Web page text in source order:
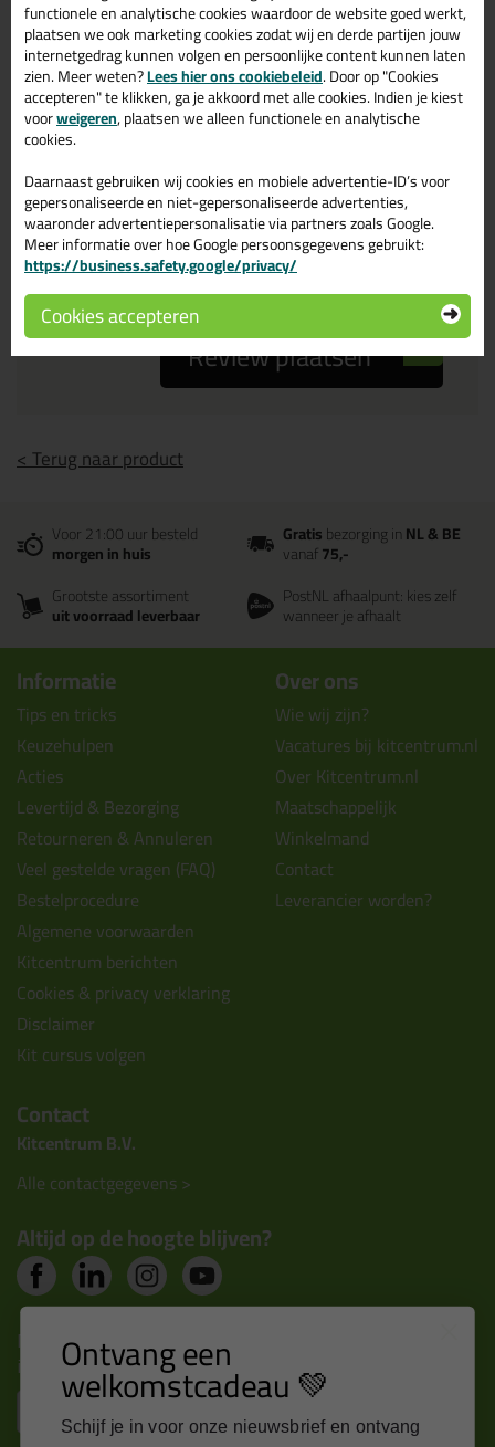
Beoordeling
Zou jij dit product aanbevelen bij anderen?
ja
nee
Review plaatsen
< Terug naar product
Voor 21:00 uur besteld
morgen in huis
Gratisbezorging inNL & BE
vanaf75,-
Grootste assortiment
uit voorraad leverbaar
PostNL afhaalpunt: kies zelf
wanneer je afhaalt
Informatie
Tips en tricks
Keuzehulpen
Acties
Levertijd & Bezorging
Retourneren & Annuleren
Veel gestelde vragen (FAQ)
Bestelprocedure
Algemene voorwaarden
Kitcentrum berichten
Cookies & privacy verklaring
Disclaimer
Kit cursus volgen
Over ons
Wie wij zijn?
Vacatures bij kitcentrum.nl
Over Kitcentrum.nl
Maatschappelijk
Winkelmand
Contact
Leverancier worden?
Contact
Kitcentrum B.V.
Alle contactgegevens >
Altijd op de hoogte blijven?
Nieuws, tips en exclusieve deals rechtstreeks in je
inbox
functionele en analytische cookies waardoor de website goed werkt,
plaatsen we ook marketing cookies zodat wij en derde partijen jouw
internetgedrag kunnen volgen en persoonlijke content kunnen laten
zien. Meer weten?Lees hier ons cookiebeleid. Door op "Cookies
accepteren" te klikken, ga je akkoord met alle cookies. Indien je kiest
voorweigeren, plaatsen we alleen functionele en analytische
cookies.
Daarnaast gebruiken wij cookies en mobiele advertentie-ID’s voor
gepersonaliseerde en niet-gepersonaliseerde advertenties,
waaronder advertentiepersonalisatie via partners zoals Google.
Meer informatie over hoe Google persoonsgegevens gebruikt:
https://business.safety.google/privacy/
Cookies accepteren
Ontvang een
welkomstcadeau 💚
Schijf je in voor onze nieuwsbrief en ontvang